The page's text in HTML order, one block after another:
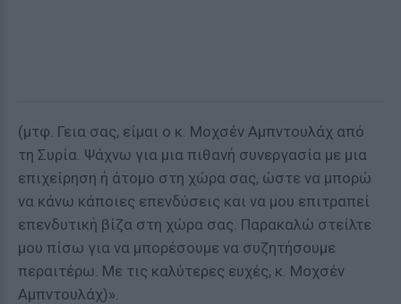
(μτφ. Γεια σας, είμαι ο κ. Μοχσέν Αμπντουλάχ από
τη Συρία. Ψάχνω για μια πιθανή συνεργασία με μια
επιχείρηση ή άτομο στη χώρα σας, ώστε να μπορώ
να κάνω κάποιες επενδύσεις και να μου επιτραπεί
επενδυτική βίζα στη χώρα σας. Παρακαλώ στείλτε
μου πίσω για να μπορέσουμε να συζητήσουμε
περαιτέρω. Με τις καλύτερες ευχές, κ. Μοχσέν
Αμπντουλάχ)».